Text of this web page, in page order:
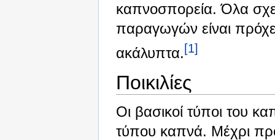
καπνοσπορεία. Όλα
παραγωγών είναι
ακάλυπτα. [1]
Ποικιλίες
Οι βασικοί τύποι του
τύπου καπνά. Μέχρι